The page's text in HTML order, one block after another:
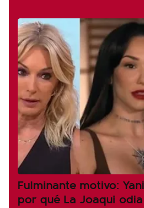
Fulminante motivo:
por qué La Joaqui